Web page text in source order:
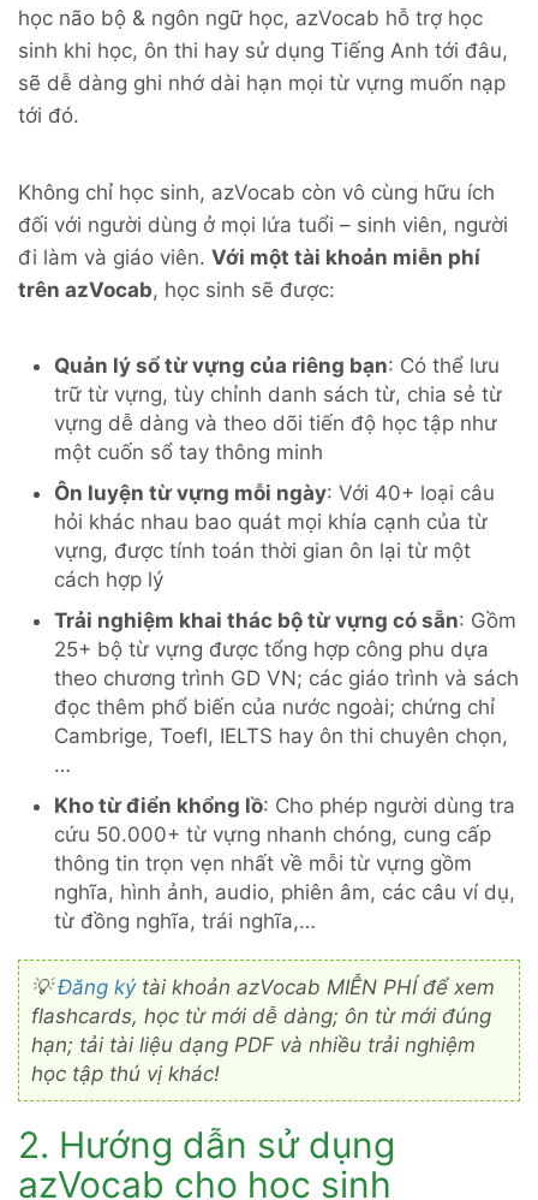
học não bộ & ngôn ngữ học, azVocab hỗ trợ học
sinh khi học, ôn thi hay sử dụng Tiếng Anh tới đâu,
sẽ dễ dàng ghi nhớ dài hạn mọi từ vựng muốn nạp
tới đó.
Không chỉ học sinh, azVocab còn vô cùng hữu ích
đối với người dùng ở mọi lứa tuổi – sinh viên, người
đi làm và giáo viên. Với một tài khoản miễn phí
trên azVocab, học sinh sẽ được:
Quản lý sổ từ vựng của riêng bạn: Có thể lưu
trữ từ vựng, tùy chỉnh danh sách từ, chia sẻ từ
vựng dễ dàng và theo dõi tiến độ học tập như
một cuốn sổ tay thông minh
Ôn luyện từ vựng mỗi ngày: Với 40+ loại câu
hỏi khác nhau bao quát mọi khía cạnh của từ
vựng, được tính toán thời gian ôn lại từ một
cách hợp lý
Trải nghiệm khai thác bộ từ vựng có sẵn: Gồm
25+ bộ từ vựng được tổng hợp công phu dựa
theo chương trình GD VN; các giáo trình và sách
đọc thêm phổ biến của nước ngoài; chứng chỉ
Cambrige, Toefl, IELTS hay ôn thi chuyên chọn,
…
Kho từ điển khổng lồ: Cho phép người dùng tra
cứu 50.000+ từ vựng nhanh chóng, cung cấp
thông tin trọn vẹn nhất về mỗi từ vựng gồm
nghĩa, hình ảnh, audio, phiên âm, các câu ví dụ,
từ đồng nghĩa, trái nghĩa,…
💡Đăng kýtài khoản azVocab MIỄN PHÍ để xem
flashcards, học từ mới dễ dàng; ôn từ mới đúng
hạn; tải tài liệu dạng PDF và nhiều trải nghiệm
học tập thú vị khác!
2. Hướng dẫn sử dụng
azVocab cho học sinh